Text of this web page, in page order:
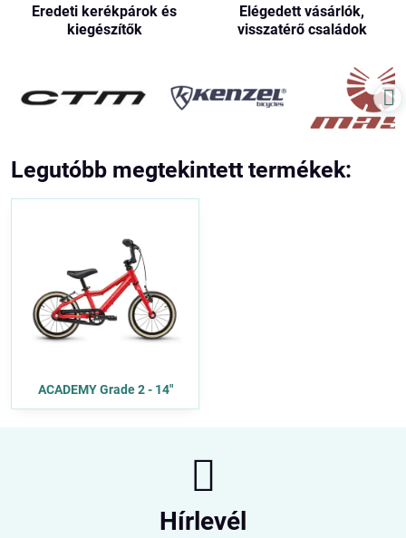
Eredeti kerékpárok és
kiegészítők
Elégedett vásárlók,
visszatérő családok
Legutóbb megtekintett termékek:
ACADEMY Grade 2 - 14"
Hírlevél